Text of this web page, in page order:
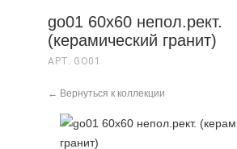
go01 60x60 непол.рект.
(керамический гранит)
АРТ. GO01
← Вернуться к коллекции